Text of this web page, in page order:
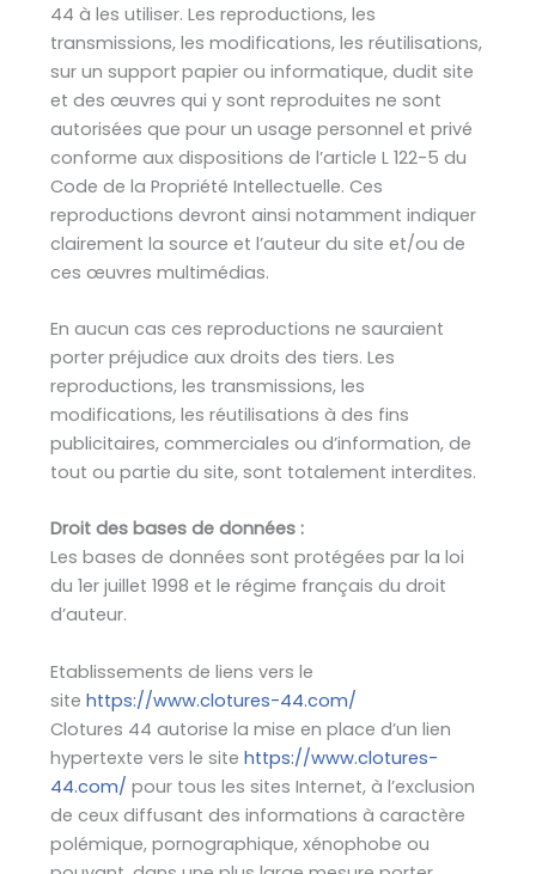
44 à les utiliser. Les reproductions, les
transmissions, les modifications, les réutilisations,
sur un support papier ou informatique, dudit site
et des œuvres qui y sont reproduites ne sont
autorisées que pour un usage personnel et privé
conforme aux dispositions de l’article L 122-5 du
Code de la Propriété Intellectuelle. Ces
reproductions devront ainsi notamment indiquer
clairement la source et l’auteur du site et/ou de
ces œuvres multimédias.
En aucun cas ces reproductions ne sauraient
porter préjudice aux droits des tiers. Les
reproductions, les transmissions, les
modifications, les réutilisations à des fins
publicitaires, commerciales ou d’information, de
tout ou partie du site, sont totalement interdites.
Droit des bases de données :
Les bases de données sont protégées par la loi
du 1er juillet 1998 et le régime français du droit
d’auteur.
Etablissements de liens vers le
site https://www.clotures-44.com/
Clotures 44 autorise la mise en place d’un lien
hypertexte vers le site https://www.clotures-
44.com/ pour tous les sites Internet, à l’exclusion
de ceux diffusant des informations à caractère
polémique, pornographique, xénophobe ou